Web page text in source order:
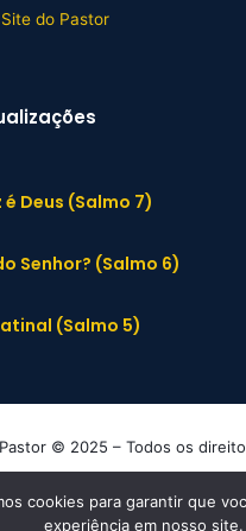
do Pastor
é Deus (Salmo 7)
Senhor? (Salmo 6)
(Salmo 5)
© 2025 – Todos os
cookies para garantir que
experiência em nosso site.